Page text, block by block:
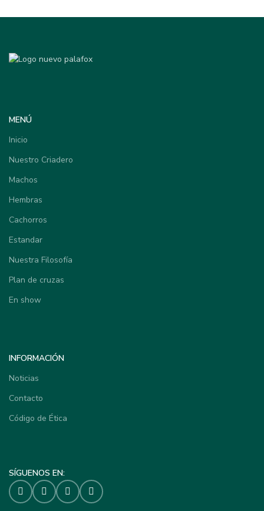
MENÚ
Inicio
Nuestro Criadero
Machos
Hembras
Cachorros
Estandar
Nuestra Filosofía
Plan de cruzas
En show
INFORMACIÓN
Noticias
Contacto
Código de Ética
SÍGUENOS EN: